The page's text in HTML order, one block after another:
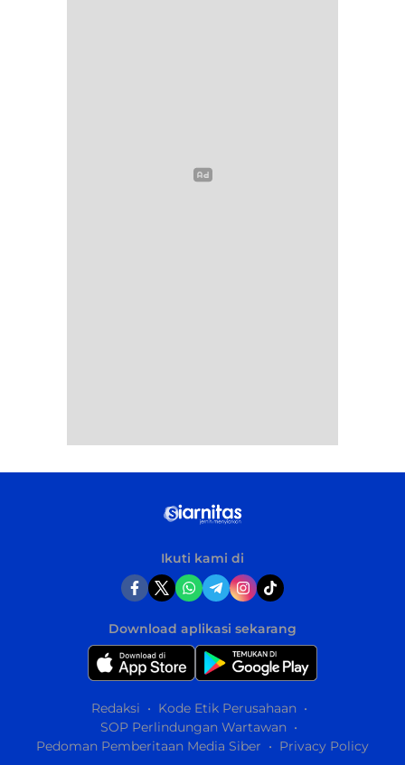
Ikuti kami di
Download aplikasi sekarang
Redaksi
Kode Etik Perusahaan
SOP Perlindungan Wartawan
Pedoman Pemberitaan Media Siber
Privacy Policy